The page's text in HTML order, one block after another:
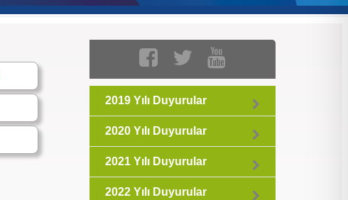
2019 Yılı Duyurular
2020 Yılı Duyurular
2021 Yılı Duyurular
2022 Yılı Duyurular